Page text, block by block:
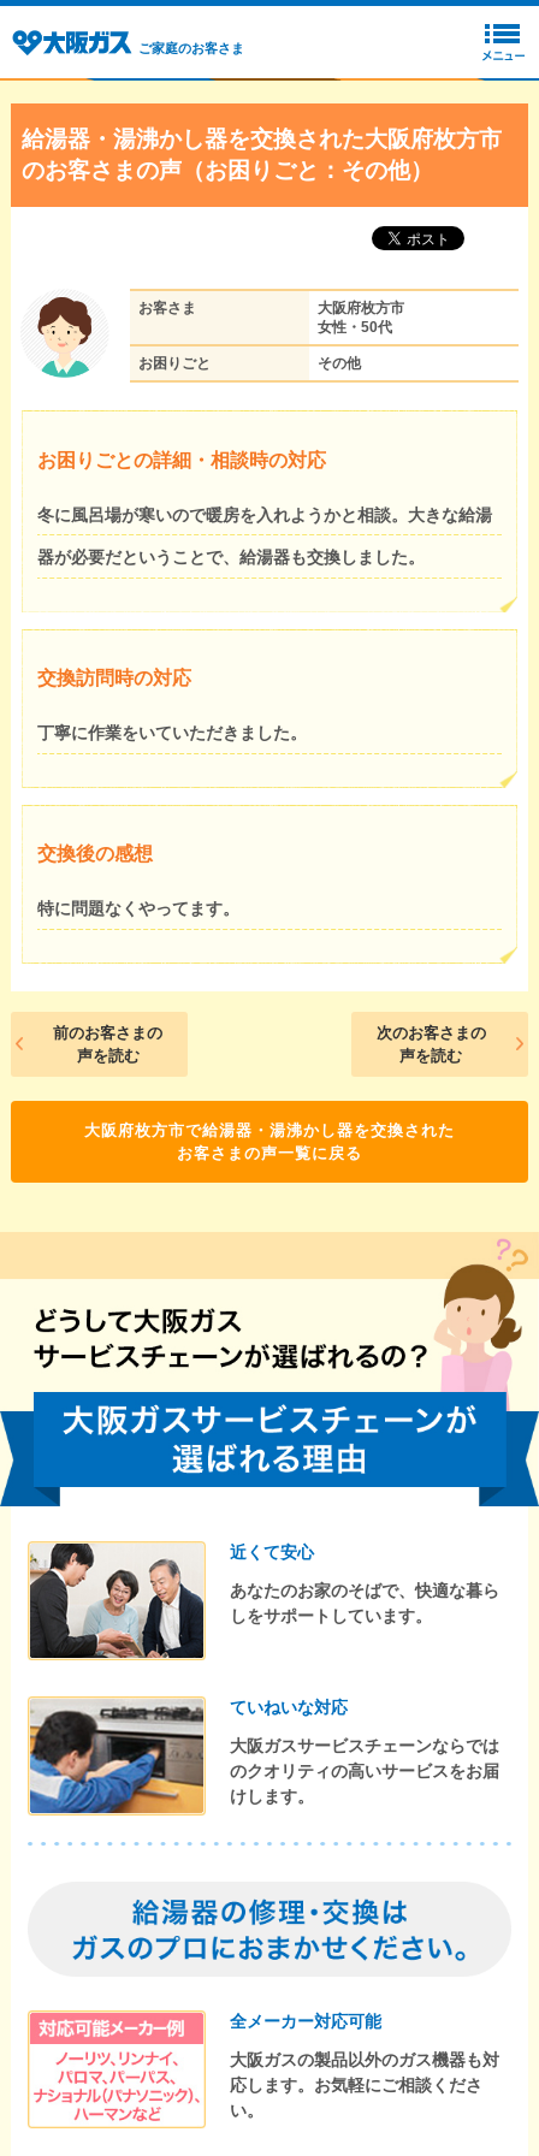
ご家庭のお客さま
給湯器・湯沸かし器を交換された大阪府枚方市
のお客さまの声（お困りごと：その他）
お客さま
大阪府枚方市
女性・50代
お困りごと その他
お困りごとの詳細・相談時の対応
冬に風呂場が寒いので暖房を入れようかと相談。大きな給湯
器が必要だということで、給湯器も交換しました。
交換訪問時の対応
丁寧に作業をいていただきました。
交換後の感想
特に問題なくやってます。
前のお客さまの
声を読む
次のお客さまの
声を読む
大阪府枚方市で給湯器・湯沸かし器を交換された
お客さまの声一覧に戻る
近くて安心
あなたのお家のそばで、快適な暮ら
しをサポートしています。
ていねいな対応
大阪ガスサービスチェーンならでは
のクオリティの高いサービスをお届
けします。
全メーカー対応可能
大阪ガスの製品以外のガス機器も対
応します。お気軽にご相談くださ
い。